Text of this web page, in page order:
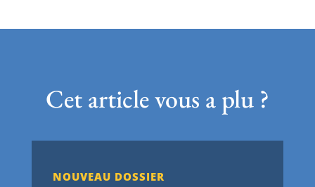
Cet article vous a plu ?
NOUVEAU DOSSIER